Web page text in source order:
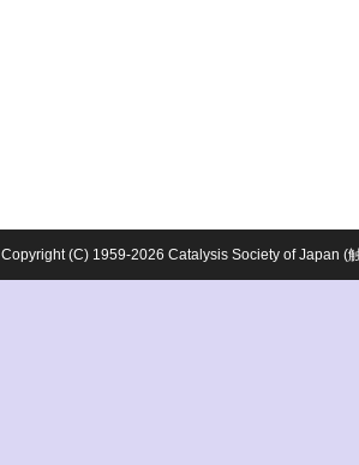
Copyright (C) 1959-2026 Catalysis Society of Japan (